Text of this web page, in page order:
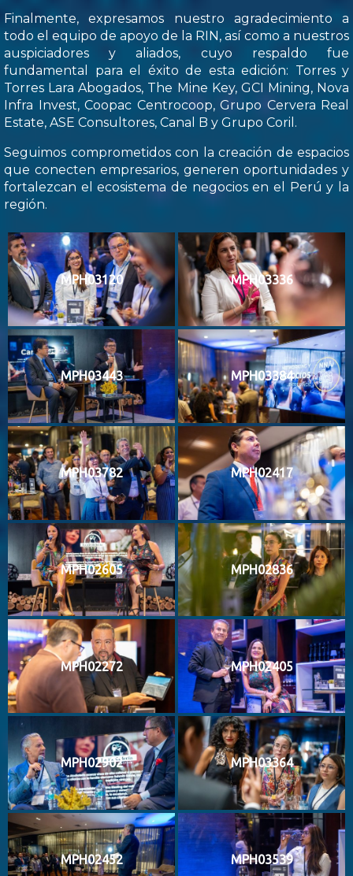
Finalmente, expresamos nuestro agradecimiento a
todo el equipo de apoyo de la RIN, así como a nuestros
auspiciadores y aliados, cuyo respaldo fue
fundamental para el éxito de esta edición: Torres y
Torres Lara Abogados, The Mine Key, GCI Mining, Nova
Infra Invest, Coopac Centrocoop, Grupo Cervera Real
Estate, ASE Consultores, Canal B y Grupo Coril.
Seguimos comprometidos con la creación de espacios
que conecten empresarios, generen oportunidades y
fortalezcan el ecosistema de negocios en el Perú y la
región.
MPH03120 MPH03336
MPH03443 MPH03384
MPH03782 MPH02417
MPH02605 MPH02836
MPH02272 MPH02405
MPH02902 MPH03364
MPH02452 MPH03539